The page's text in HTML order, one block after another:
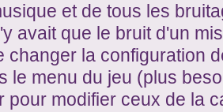
et de tous les
avait que le bruit d'un
changer la configuration
le menu du jeu (plus
pour modifier ceux de la